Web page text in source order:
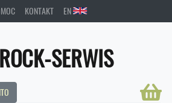
KONTAKT EN
ROCK-SERWIS